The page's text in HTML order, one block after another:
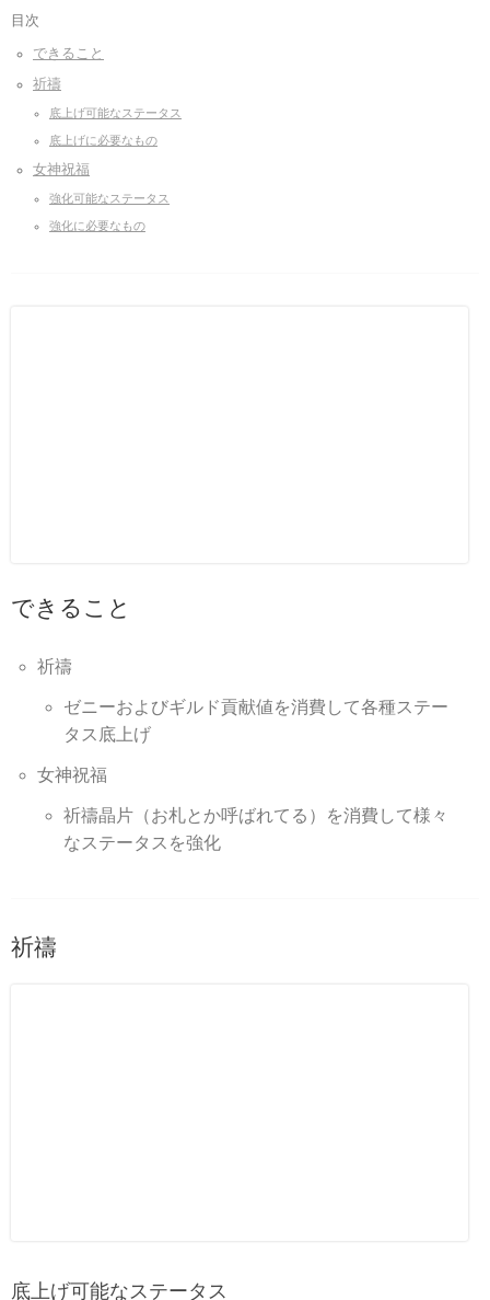
目次
できること
祈禱
底上げ可能なステータス
底上げに必要なもの
女神祝福
強化可能なステータス
強化に必要なもの
できること
祈禱
ゼニーおよびギルド貢献値を消費して各種ステー
タス底上げ
女神祝福
祈禱晶片（お札とか呼ばれてる）を消費して様々
なステータスを強化
祈禱
底上げ可能なステータス